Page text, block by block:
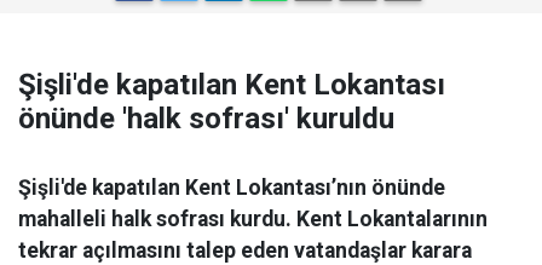
Şişli'de kapatılan Kent Lokantası
önünde 'halk sofrası' kuruldu
Şişli'de kapatılan Kent Lokantası’nın önünde
mahalleli halk sofrası kurdu. Kent Lokantalarının
tekrar açılmasını talep eden vatandaşlar karara